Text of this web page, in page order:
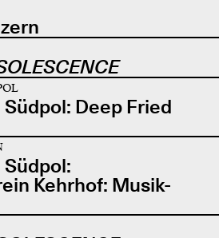
Deep Fried
Kehrhof: Musik-